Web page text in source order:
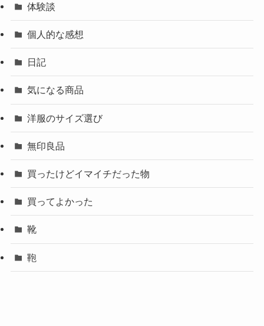
体験談
個人的な感想
日記
気になる商品
洋服のサイズ選び
無印良品
買ったけどイマイチだった物
買ってよかった
靴
鞄